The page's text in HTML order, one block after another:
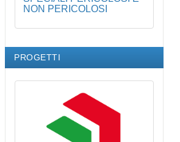
NON PERICOLOSI
PROGETTI